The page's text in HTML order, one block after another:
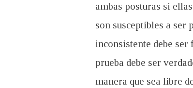
ambas posturas si
son susceptibles a ser
inconsistente debe ser
prueba debe ser
manera que sea libre